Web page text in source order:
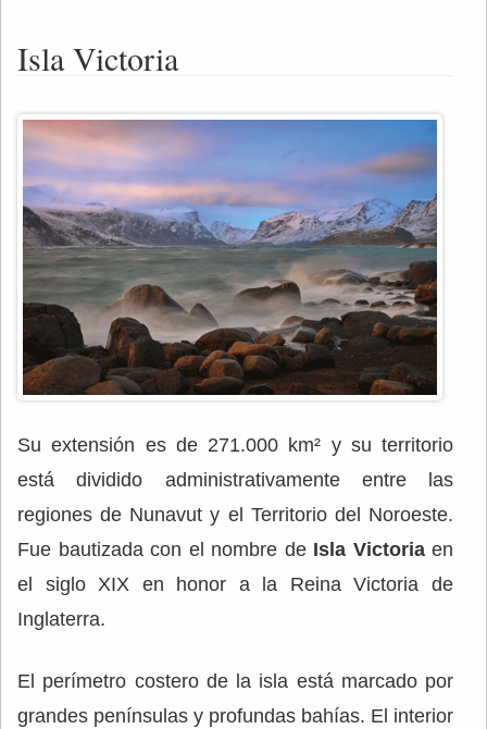
Isla Victoria
Su extensión es de 271.000 km² y su territorio
está dividido administrativamente entre las
regiones de Nunavut y el Territorio del Noroeste.
Fue bautizada con el nombre de Isla Victoriaen
el siglo XIX en honor a la Reina Victoria de
Inglaterra.
El perímetro costero de la isla está marcado por
grandes penínsulas y profundas bahías. El interior